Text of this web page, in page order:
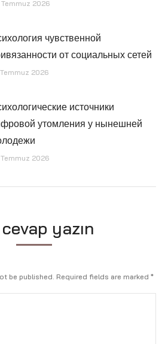
2026
чувственной
от социальных сетей
2026
источники
утомления у нынешней
2026
yazın
be published. Required fields are marked *